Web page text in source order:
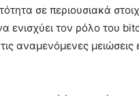
σε περιουσιακά
ενισχύει τον ρόλο του
αναμενόμενες μειώσεις